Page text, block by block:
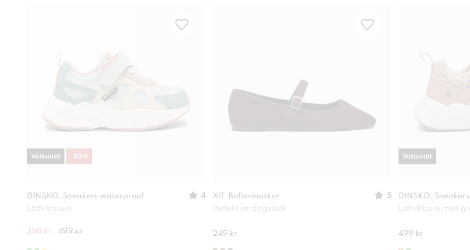
DINSKO, Sneakers waterproof
4
Lättviktssula
350 kr 499 kr
Vattentät -30%
XIT, Ballerinaskor
5
Perfekt vardagslook
249 kr
DINSKO,
Lättviktsula med
499 kr
Vattentät